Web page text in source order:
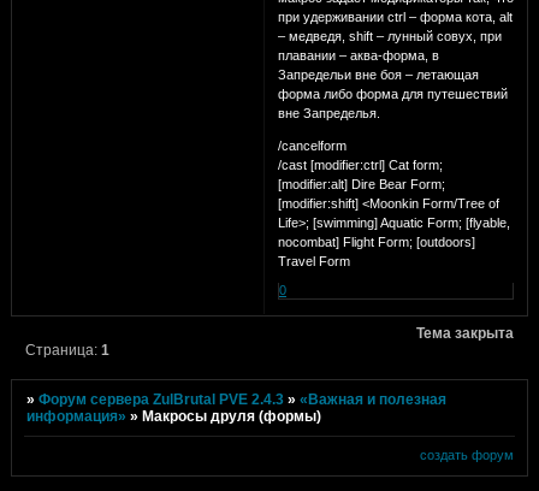
при удерживании ctrl – форма кота, alt
– медведя, shift – лунный совух, при
плавании – аква-форма, в
Запредельи вне боя – летающая
форма либо форма для путешествий
вне Запределья.
/cancelform
/cast [modifier:ctrl] Cat form;
[modifier:alt] Dire Bear Form;
[modifier:shift] <Moonkin Form/Tree of
Life>; [swimming] Aquatic Form; [flyable,
nocombat] Flight Form; [outdoors]
Travel Form
0
Тема закрыта
Страница:1
»Форум сервера ZulBrutal PVE 2.4.3 »«Важная и полезная
информация» » Макросы друля (формы)
создать форум